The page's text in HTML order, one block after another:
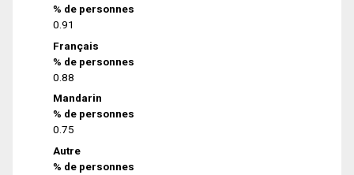
% de personnes
0.91
Français
% de personnes
0.88
Mandarin
% de personnes
0.75
Autre
% de personnes